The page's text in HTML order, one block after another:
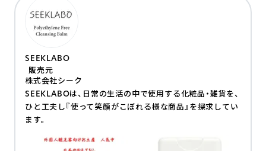
SEEKLABO
販売元
株式会社シーク
SEEKLABOは、日常の生活の中で使用する化粧品・雑貨を、
ひと工夫し『使って笑顔がこぼれる様な商品』を探求してい
ます。